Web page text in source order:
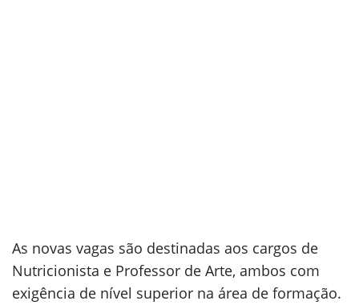
As novas vagas são destinadas aos cargos de
Nutricionista e Professor de Arte, ambos com
exigência de nível superior na área de formação.